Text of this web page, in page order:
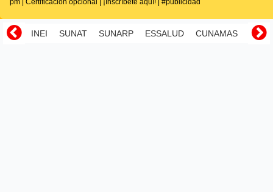
INEI SUNAT SUNARP ESSALUD CUNAMAS